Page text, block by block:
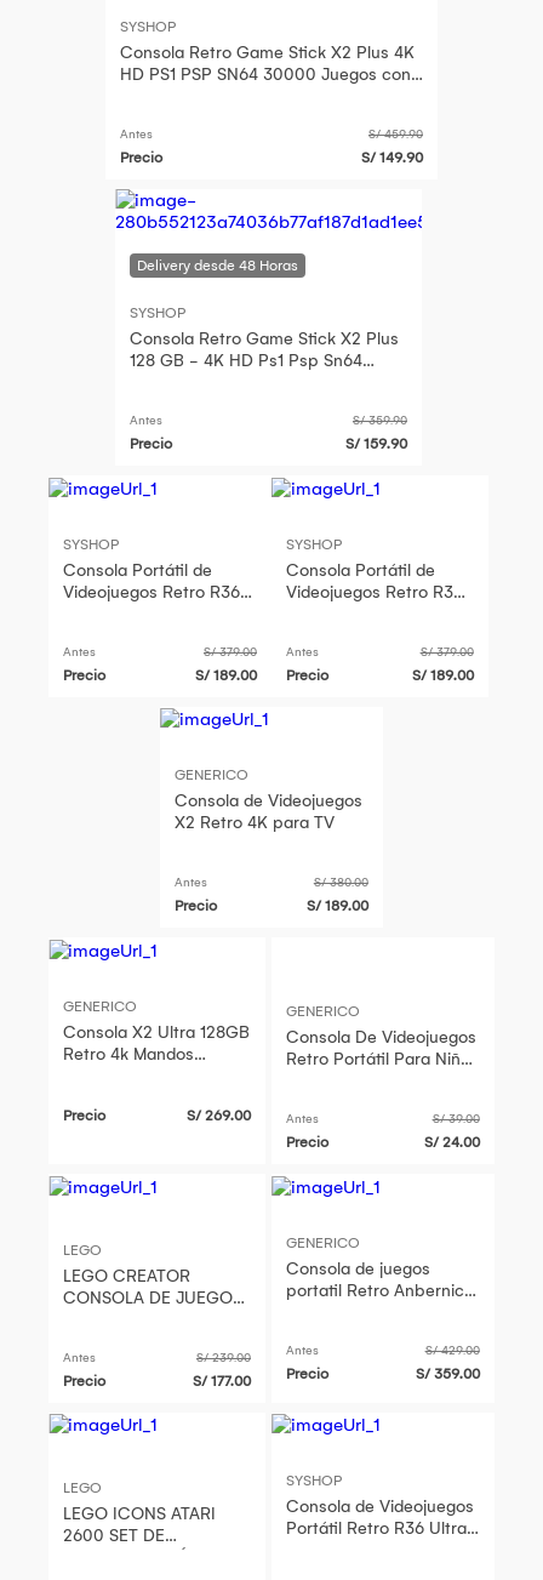
SYSHOP
Consola Retro Game Stick X2 Plus 4K
HD PS1 PSP SN64 30000 Juegos con
Antes S/ 459.90
Precio S/ 149.90
SYSHOP
Consola Retro Game Stick X2 Plus
128 GB - 4K HD Ps1 Psp Sn64
Antes S/ 359.90
Precio S/ 159.90
SYSHOP
Consola Portátil de
Videojuegos Retro R36S
Antes S/ 379.00
Precio S/ 189.00
SYSHOP
Consola Portátil de
Videojuegos Retro R36S
Antes S/ 379.00
Precio S/ 189.00
GENERICO
Consola de Videojuegos
X2 Retro 4K para TV
Antes S/ 380.00
Precio S/ 189.00
GENERICO
Consola X2 Ultra 128GB
Retro 4k Mandos
Precio S/ 269.00
GENERICO
Consola De Videojuegos
Retro Portátil Para Niños
Antes S/ 39.00
Precio S/ 24.00
LEGO
LEGO CREATOR
CONSOLA DE JUEGOS
Antes S/ 239.00
Precio S/ 177.00
GENERICO
Consola de juegos
portatil Retro Anbernic
Antes S/ 429.00
Precio S/ 359.00
LEGO
LEGO ICONS ATARI
2600 SET DE
SYSHOP
Consola de Videojuegos
Portátil Retro R36 Ultra